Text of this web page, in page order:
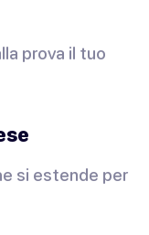
prova il tuo
si estende per